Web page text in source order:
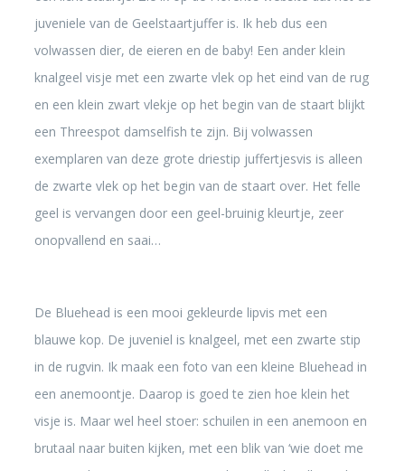
juveniele van de Geelstaartjuffer is. Ik heb dus een
volwassen dier, de eieren en de baby! Een ander klein
knalgeel visje met een zwarte vlek op het eind van de rug
en een klein zwart vlekje op het begin van de staart blijkt
een Threespot damselfish te zijn. Bij volwassen
exemplaren van deze grote driestip juffertjesvis is alleen
de zwarte vlek op het begin van de staart over. Het felle
geel is vervangen door een geel-bruinig kleurtje, zeer
onopvallend en saai…
De Bluehead is een mooi gekleurde lipvis met een
blauwe kop. De juveniel is knalgeel, met een zwarte stip
in de rugvin. Ik maak een foto van een kleine Bluehead in
een anemoontje. Daarop is goed te zien hoe klein het
visje is. Maar wel heel stoer: schuilen in een anemoon en
brutaal naar buiten kijken, met een blik van ‘wie doet me